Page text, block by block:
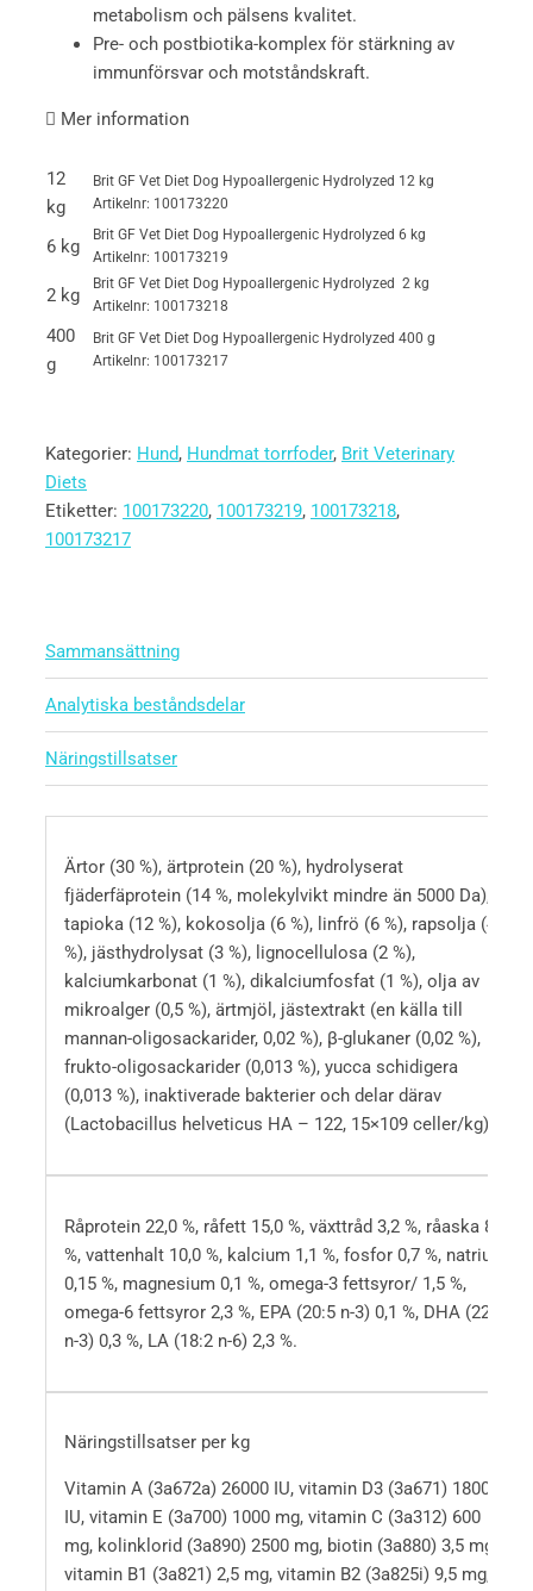
metabolism och pälsens kvalitet.
Pre- och postbiotika-komplex för stärkning av
immunförsvar och motståndskraft.
Mer information
12
kg
Brit GF Vet Diet Dog Hypoallergenic Hydrolyzed 12 kg
Artikelnr: 100173220
6 kg
Brit GF Vet Diet Dog Hypoallergenic Hydrolyzed 6 kg
Artikelnr: 100173219
2 kg
Brit GF Vet Diet Dog Hypoallergenic Hydrolyzed 2 kg
Artikelnr: 100173218
400
g
Brit GF Vet Diet Dog Hypoallergenic Hydrolyzed 400 g
Artikelnr: 100173217
Kategorier: Hund, Hundmat torrfoder, Brit Veterinary
Diets
Etiketter: 100173220, 100173219, 100173218,
100173217
Sammansättning
Analytiska beståndsdelar
Näringstillsatser
Ärtor (30 %), ärtprotein (20 %), hydrolyserat
fjäderfäprotein (14 %, molekylvikt mindre än 5000 Da),
tapioka (12 %), kokosolja (6 %), linfrö (6 %), rapsolja (4
%), jästhydrolysat (3 %), lignocellulosa (2 %),
kalciumkarbonat (1 %), dikalciumfosfat (1 %), olja av
mikroalger (0,5 %), ärtmjöl, jästextrakt (en källa till
mannan-oligosackarider, 0,02 %), β-glukaner (0,02 %),
frukto-oligosackarider (0,013 %), yucca schidigera
(0,013 %), inaktiverade bakterier och delar därav
(Lactobacillus helveticus HA – 122, 15×109 celler/kg).
Råprotein 22,0 %, råfett 15,0 %, växttråd 3,2 %, råaska 8,0
%, vattenhalt 10,0 %, kalcium 1,1 %, fosfor 0,7 %, natrium
0,15 %, magnesium 0,1 %, omega-3 fettsyror/ 1,5 %,
omega-6 fettsyror 2,3 %, EPA (20:5 n-3) 0,1 %, DHA (22:6
n-3) 0,3 %, LA (18:2 n-6) 2,3 %.
Näringstillsatser per kg
Vitamin A (3a672a) 26000 IU, vitamin D3 (3a671) 1800
IU, vitamin E (3a700) 1000 mg, vitamin C (3a312) 600
mg, kolinklorid (3a890) 2500 mg, biotin (3a880) 3,5 mg,
vitamin B1 (3a821) 2,5 mg, vitamin B2 (3a825i) 9,5 mg,